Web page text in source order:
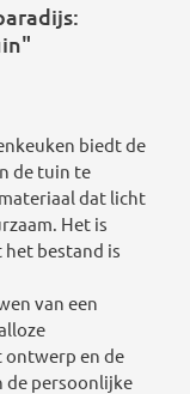
biedt de
de tuin te
dat licht
Het is
bestand is
van een
ontwerp en de
de persoonlijke